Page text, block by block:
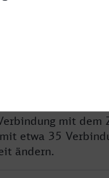
mit dem
etwa 35
ändern.